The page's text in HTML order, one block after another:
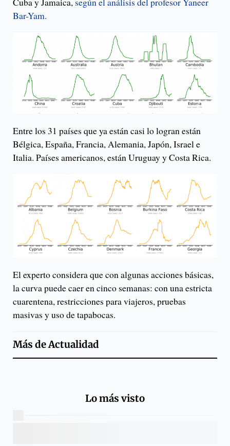
Bar-Yam.
Entre los 31 países que ya están casi lo logran están
Bélgica, España, Francia, Alemania, Japón, Israel e
Italia. Países americanos, están Uruguay y Costa Rica.
El experto considera que con algunas acciones básicas,
la curva puede caer en cinco semanas: con una estricta
cuarentena, restricciones para viajeros, pruebas
masivas y uso de tapabocas.
Más deActualidad
Lo más visto